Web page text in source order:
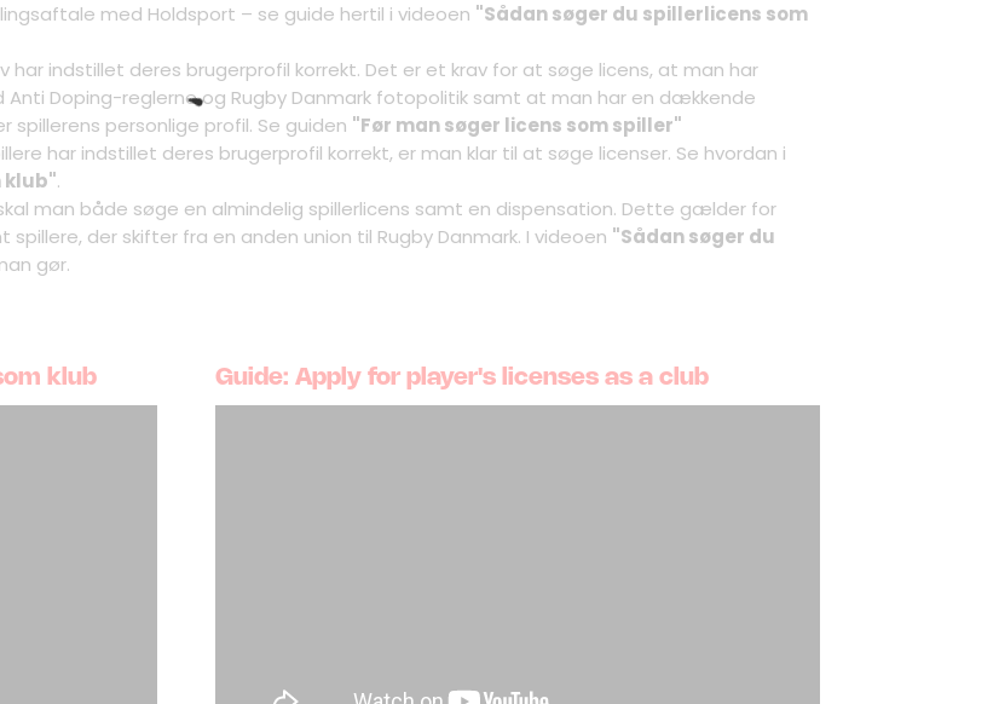
med Holdsport – se guide hertil i videoen "Sådan søger du spillerlicens som
har indstillet deres brugerprofil korrekt. Det er et krav for at søge licens, at man har
Doping-reglerne og Rugby Danmark fotopolitik samt at man har en dækkende
spillerens personlige profil. Se guiden "Før man søger licens som spiller"
har indstillet deres brugerprofil korrekt, er man klar til at søge licenser. Se hvordan i
klub".
man både søge en almindelig spillerlicens samt en dispensation. Dette gælder for
spillere, der skifter fra en anden union til Rugby Danmark. I videoen "Sådan søger du
gør.
klub Guide: Apply for player's licenses as a club